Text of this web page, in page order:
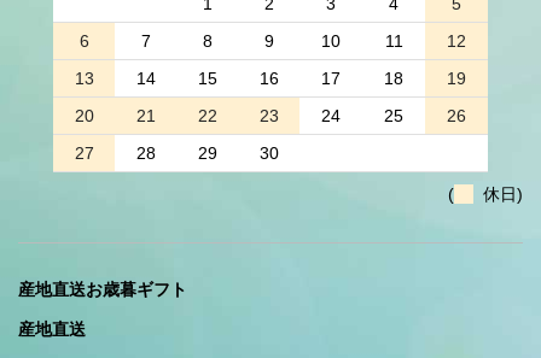
1 2 3 4
5
6
7 8 9 10 11
12
13
14 15 16 17 18
19
20
21 22 23 24 25
26
27
28 29 30
( 休日)
産地直送お歳暮ギフト
産地直送